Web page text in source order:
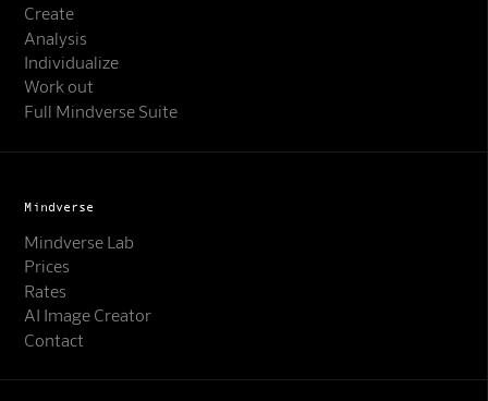
Create
Analysis
Individualize
Work out
Full Mindverse Suite
Mindverse
Mindverse Lab
Prices
Rates
AI Image Creator
Contact